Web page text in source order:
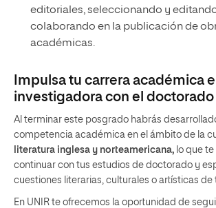
editoriales, seleccionando y
colaborando en la publicación de
académicas.
Impulsa tu carrera académica e
investigadora con el doctorado
Al terminar este posgrado habrás
competencia académica en el ámbito de la
literatura inglesa y norteamericana, lo que
continuar con tus estudios de doctorado y
cuestiones literarias, culturales o artísticas de
En UNIR te ofrecemos la oportunidad de